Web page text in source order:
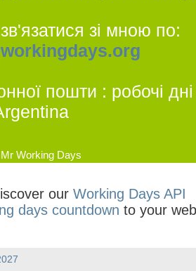
зі мною по:
пошти : робочі
Mr Working Days
our Working Days API
days countdown to your